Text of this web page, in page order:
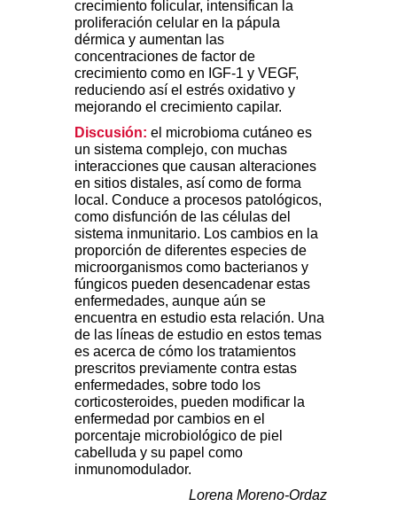
crecimiento folicular, intensifican la
proliferación celular en la pápula
dérmica y aumentan las
concentraciones de factor de
crecimiento como en IGF-1 y VEGF,
reduciendo así el estrés oxidativo y
mejorando el crecimiento capilar.
Discusión: el microbioma cutáneo es
un sistema complejo, con muchas
interacciones que causan alteraciones
en sitios distales, así como de forma
local. Conduce a procesos patológicos,
como disfunción de las células del
sistema inmunitario. Los cambios en la
proporción de diferentes especies de
microorganismos como bacterianos y
fúngicos pueden desencadenar estas
enfermedades, aunque aún se
encuentra en estudio esta relación. Una
de las líneas de estudio en estos temas
es acerca de cómo los tratamientos
prescritos previamente contra estas
enfermedades, sobre todo los
corticosteroides, pueden modificar la
enfermedad por cambios en el
porcentaje microbiológico de piel
cabelluda y su papel como
inmunomodulador.
Lorena Moreno-Ordaz